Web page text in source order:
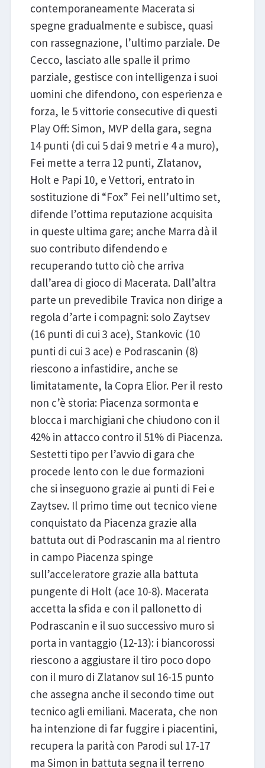
contemporaneamente Macerata si
spegne gradualmente e subisce, quasi
con rassegnazione, l’ultimo parziale. De
Cecco, lasciato alle spalle il primo
parziale, gestisce con intelligenza i suoi
uomini che difendono, con esperienza e
forza, le 5 vittorie consecutive di questi
Play Off: Simon, MVP della gara, segna
14 punti (di cui 5 dai 9 metri e 4 a muro),
Fei mette a terra 12 punti, Zlatanov,
Holt e Papi 10, e Vettori, entrato in
sostituzione di “Fox” Fei nell’ultimo set,
difende l’ottima reputazione acquisita
in queste ultima gare; anche Marra dà il
suo contributo difendendo e
recuperando tutto ciò che arriva
dall’area di gioco di Macerata. Dall’altra
parte un prevedibile Travica non dirige a
regola d’arte i compagni: solo Zaytsev
(16 punti di cui 3 ace), Stankovic (10
punti di cui 3 ace) e Podrascanin (8)
riescono a infastidire, anche se
limitatamente, la Copra Elior. Per il resto
non c’è storia: Piacenza sormonta e
blocca i marchigiani che chiudono con il
42% in attacco contro il 51% di Piacenza.
Sestetti tipo per l’avvio di gara che
procede lento con le due formazioni
che si inseguono grazie ai punti di Fei e
Zaytsev. Il primo time out tecnico viene
conquistato da Piacenza grazie alla
battuta out di Podrascanin ma al rientro
in campo Piacenza spinge
sull’acceleratore grazie alla battuta
pungente di Holt (ace 10-8). Macerata
accetta la sfida e con il pallonetto di
Podrascanin e il suo successivo muro si
porta in vantaggio (12-13): i biancorossi
riescono a aggiustare il tiro poco dopo
con il muro di Zlatanov sul 16-15 punto
che assegna anche il secondo time out
tecnico agli emiliani. Macerata, che non
ha intenzione di far fuggire i piacentini,
recupera la parità con Parodi sul 17-17
ma Simon in battuta segna il terreno